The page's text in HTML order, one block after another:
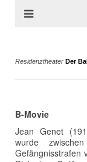
Residenztheater Der
B-Movie
Jean Genet
wurde
Gefängnisstrafen